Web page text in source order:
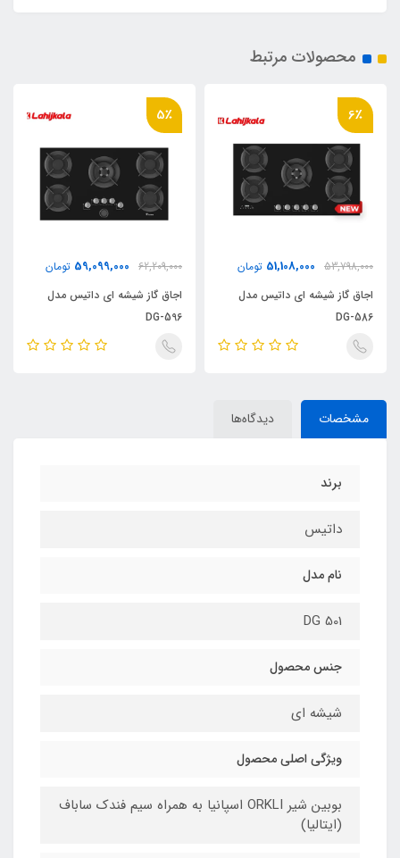
محصولات مرتبط
6٪
53,798,000
51,108,000 تومان
اجاق گاز شیشه ای داتیس مدل
DG-586
5٪
62,209,000
59,099,000 تومان
اجاق گاز شیشه ای داتیس مدل
DG-596
مشخصات دیدگاه‌ها
برند
داتیس
نام مدل
DG 501
جنس محصول
شیشه ای
ویژگی اصلی محصول
بوبین شیر ORKLI اسپانیا به همراه سیم فندک ساباف
(ایتالیا)